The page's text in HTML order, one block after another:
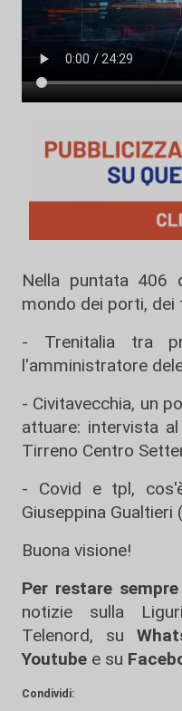
Nella puntata 406
mondo dei porti,
- Trenitalia tra
l'amministratore
- Civitavecchia, un
attuare: intervista
Tirreno Centro
- Covid e tpl,
Giuseppina Gualtieri
Buona visione!
Per restare
notizie sulla
Telenord, su
Youtube e su
Condividi: